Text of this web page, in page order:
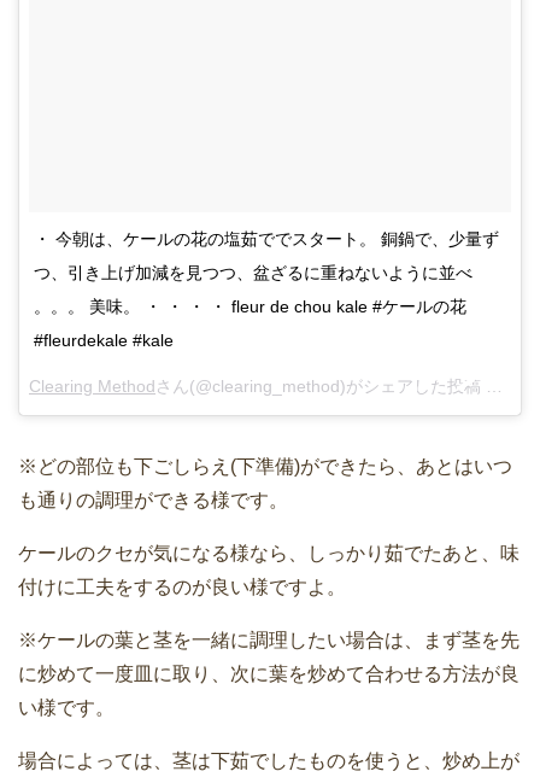
・ 今朝は、ケールの花の塩茹ででスタート。 銅鍋で、少量ず
つ、引き上げ加減を見つつ、盆ざるに重ねないように並べ
。。。 美味。 ・ ・ ・ ・ fleur de chou kale #ケールの花
#fleurdekale #kale
Clearing Methodさん(@clearing_method)がシェアした投稿 –
※どの部位も下ごしらえ(下準備)ができたら、あとはいつ
も通りの調理ができる様です。
ケールのクセが気になる様なら、しっかり茹でたあと、味
付けに工夫をするのが良い様ですよ。
※ケールの葉と茎を一緒に調理したい場合は、まず茎を先
に炒めて一度皿に取り、次に葉を炒めて合わせる方法が良
い様です。
場合によっては、茎は下茹でしたものを使うと、炒め上が